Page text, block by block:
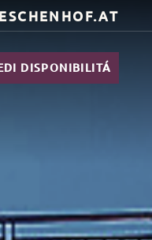
DISPONIBILITÁ